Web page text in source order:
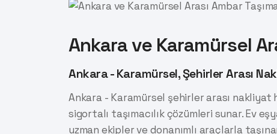
Ankara ve Karamürsel
Ankara - Karamürsel, Şehirler Arası
Ankara - Karamürsel şehirler arası nakliyat
sigortalı taşımacılık çözümleri sunar. Ev
uzman ekipler ve donanımlı araçlarla